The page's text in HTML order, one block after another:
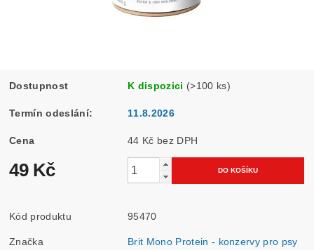
Dostupnost K dispozici (>100 ks)
Termín odeslání: 11.8.2026
Cena 44 Kč bez DPH
49 Kč
Kód produktu 95470
Značka Brit Mono Protein - konzervy pro psy